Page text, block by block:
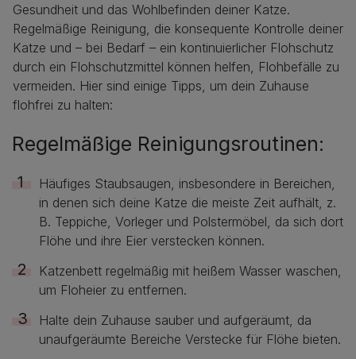
Gesundheit und das Wohlbefinden deiner Katze.
Regelmäßige Reinigung, die konsequente Kontrolle deiner
Katze und – bei Bedarf – ein kontinuierlicher Flohschutz
durch ein Flohschutzmittel können helfen, Flohbefälle zu
vermeiden. Hier sind einige Tipps, um dein Zuhause
flohfrei zu halten:
Regelmäßige Reinigungsroutinen:
Häufiges Staubsaugen, insbesondere in Bereichen,
in denen sich deine Katze die meiste Zeit aufhält, z.
B. Teppiche, Vorleger und Polstermöbel, da sich dort
Flöhe und ihre Eier verstecken können.
Katzenbett regelmäßig mit heißem Wasser waschen,
um Floheier zu entfernen.
Halte dein Zuhause sauber und aufgeräumt, da
unaufgeräumte Bereiche Verstecke für Flöhe bieten.